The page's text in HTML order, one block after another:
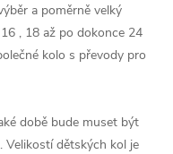
a poměrně velký
, 18 až po dokonce 24
kolo s převody pro
době bude muset být
Velikostí dětských kol je